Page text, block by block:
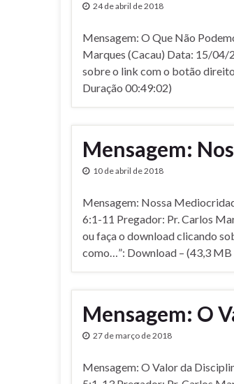
24 de abril de 2018
Mensagem: O Que Não
Marques (Cacau) Data: 15/04/
sobre o link com o botão
Duração 00:49:02)
Mensagem:
10 de abril de 2018
Mensagem: Nossa
6:1-11 Pregador: Pr. Carlos
ou faça o download clicando
como…”: Download – (43,3
Mensagem: O
27 de março de 2018
Mensagem: O Valor da